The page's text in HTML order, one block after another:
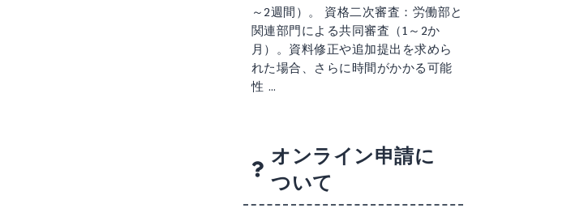
～2週間）。 資格二次審査：労働部と
関連部門による共同審査（1～2か
月）。資料修正や追加提出を求めら
れた場合、さらに時間がかかる可能
性 …
オンライン申請に
ついて